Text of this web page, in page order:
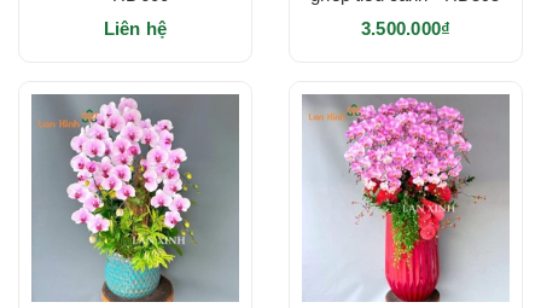
Liên hệ
3.500.000₫